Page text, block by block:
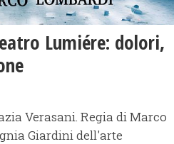
Lumiére: dolori,
Verasani. Regia di Marco
Giardini dell'arte